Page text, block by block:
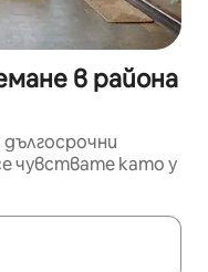
в района
чувствате като у
използвайте